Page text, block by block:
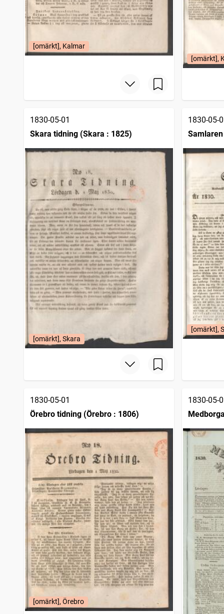
[omärkt], Kalmar
[omärkt],
1830-05-01
Skara tidning (Skara : 1825)
[omärkt], Skara
1830-05-
Samlaren
[omärkt],
1830-05-01
Örebro tidning (Örebro : 1806)
[omärkt], Örebro
1830-05-